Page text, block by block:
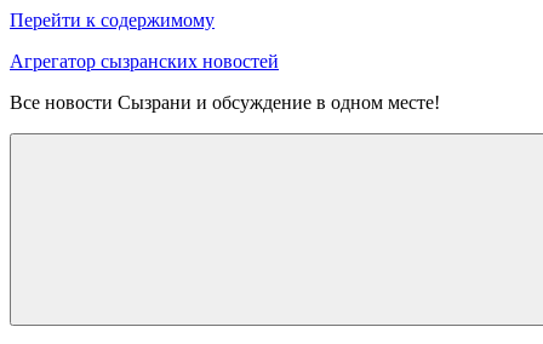
Перейти к содержимому
Агрегатор сызранских новостей
Все новости Сызрани и обсуждение в одном месте!